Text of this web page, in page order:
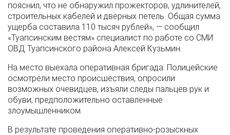
пояснил, что не обнаружил прожекторов, удлинителей,
строительных кабелей и дверных петель. Общая сумма
ущерба составила 110 тысяч рублей», — сообщил
«Туапсинским вестям» специалист по работе со СМИ
ОВД Туапсинского района Алексей Кузьмин.
На место выехала оперативная бригада. Полицейские
осмотрели место происшествия, опросили
возможных очевидцев, изъяли следы пальцев рук и
обуви, предположительно оставленные
злоумышленником.
В результате проведения оперативно-розыскных